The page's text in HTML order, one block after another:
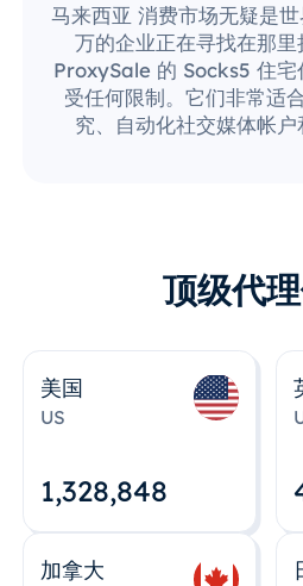
马来西亚 消费市场无疑是
万的企业正在寻找在那
ProxySale 的 Socks5 住宅
受任何限制。它们非常适
究、自动化社交媒体帐户
顶级代
美国
US
1,328,848
加拿大